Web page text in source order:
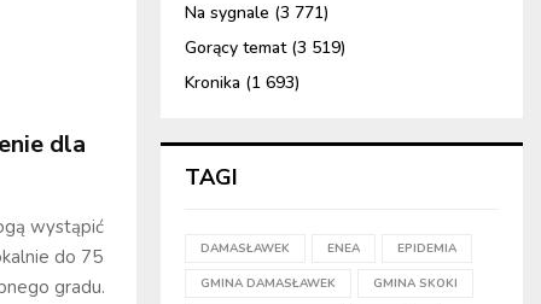
dla
wystąpić
do 75
gradu.
Na sygnale (3 771)
Gorący temat(3 519)
Kronika (1 693)
TAGI
DAMASŁAWEK ENEA EPIDEMIA
GMINA DAMASŁAWEK GMINA SKOKI